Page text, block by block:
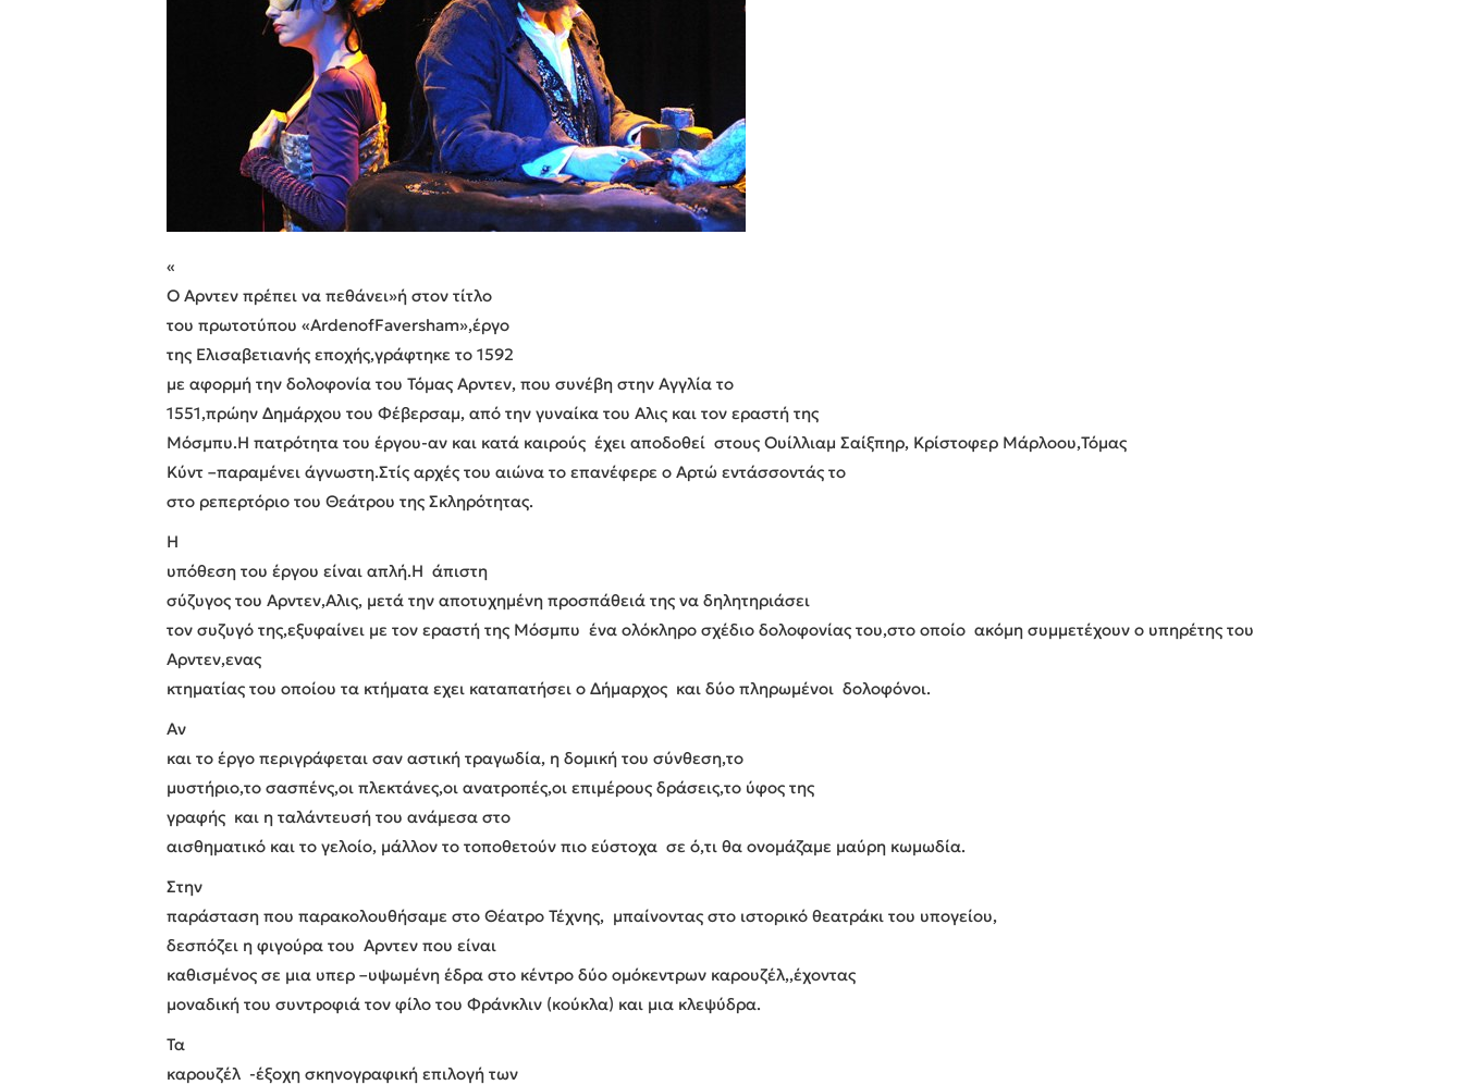
«
Ο Αρντεν πρέπει να πεθάνει»ή στον τίτλο
του πρωτοτύπου «ArdenofFaversham»,έργο
της Ελισαβετιανής εποχής,γράφτηκε το 1592
με αφορμή την δολοφονία του Τόμας Αρντεν, που συνέβη στην Αγγλία το
1551,πρώην Δημάρχου του Φέβερσαμ, από την γυναίκα του Αλις και τον εραστή της
Μόσμπυ.Η πατρότητα του έργου-αν και κατά καιρούς έχει αποδοθεί στους Ουίλλιαμ Σαίξπηρ, Κρίστοφερ Μάρλοου,Τόμας
Κύντ –παραμένει άγνωστη.Στίς αρχές του αιώνα το επανέφερε ο Αρτώ εντάσσοντάς το
στο ρεπερτόριο του Θεάτρου της Σκληρότητας.
Η
υπόθεση του έργου είναι απλή.Η άπιστη
σύζυγος του Αρντεν,Αλις, μετά την αποτυχημένη προσπάθειά της να δηλητηριάσει
τον συζυγό της,εξυφαίνει με τον εραστή της Μόσμπυ ένα ολόκληρο σχέδιο δολοφονίας του,στο οποίο ακόμη συμμετέχουν ο υπηρέτης του
Αρντεν,ενας
κτηματίας του οποίου τα κτήματα εχει καταπατήσει ο Δήμαρχος και δύο πληρωμένοι δολοφόνοι.
Αν
και το έργο περιγράφεται σαν αστική τραγωδία, η δομική του σύνθεση,το
μυστήριο,το σασπένς,οι πλεκτάνες,οι ανατροπές,οι επιμέρους δράσεις,το ύφος της
γραφής και η ταλάντευσή του ανάμεσα στο
αισθηματικό και το γελοίο, μάλλον το τοποθετούν πιο εύστοχα σε ό,τι θα ονομάζαμε μαύρη κωμωδία.
Στην
παράσταση που παρακολουθήσαμε στο Θέατρο Τέχνης, μπαίνοντας στο ιστορικό θεατράκι του υπογείου,
δεσπόζει η φιγούρα του Αρντεν που είναι
καθισμένος σε μια υπερ –υψωμένη έδρα στο κέντρο δύο ομόκεντρων καρουζέλ,,έχοντας
μοναδική του συντροφιά τον φίλο του Φράνκλιν (κούκλα) και μια κλεψύδρα.
Τα
καρουζέλ -έξοχη σκηνογραφική επιλογή των